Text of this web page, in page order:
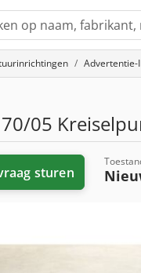
Advertentie-
05
sturen